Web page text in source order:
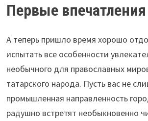
Первые впечатления
А теперь пришло время хорошо
испытать все особенности
необычного для православных
татарского народа. Пусть вас не
промышленная направленность
радушно встретят необыкновенно